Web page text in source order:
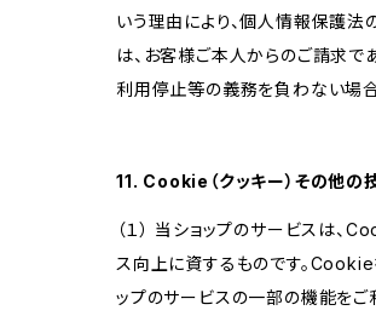
いう理由により、個人情報保護法
は、お客様ご本人からのご請求で
利用停止等の義務を負わない場合
11. Cookie（クッキー）その他の
（１） 当ショップのサービスは
ス向上に資するものです。
ップのサービスの一部の機能をご